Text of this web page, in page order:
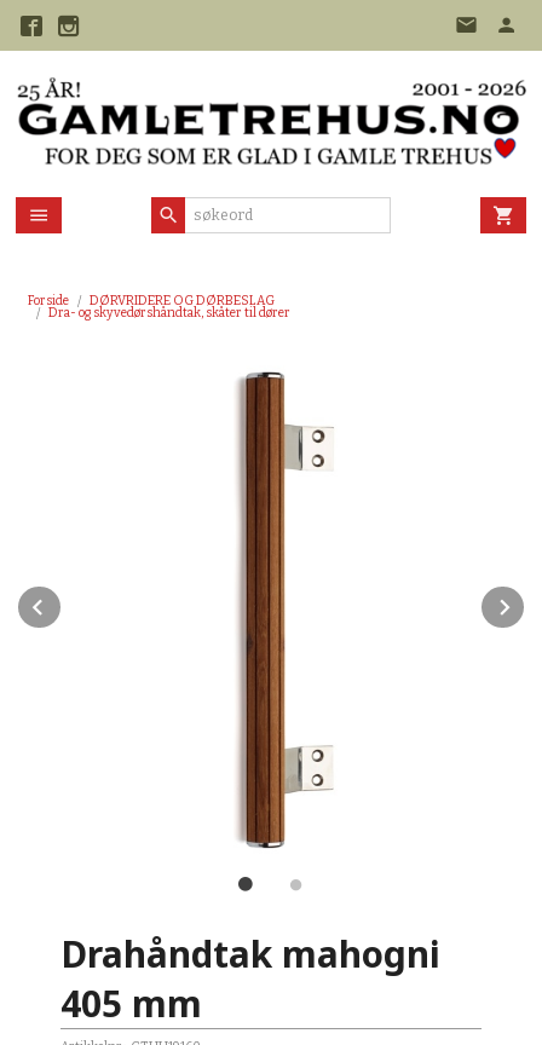
Forside DØRVRIDERE OG DØRBESLAG
Dra- og skyvedørshåndtak, skåter til dører
Prev
Drahåndtak mahogni
405 mm